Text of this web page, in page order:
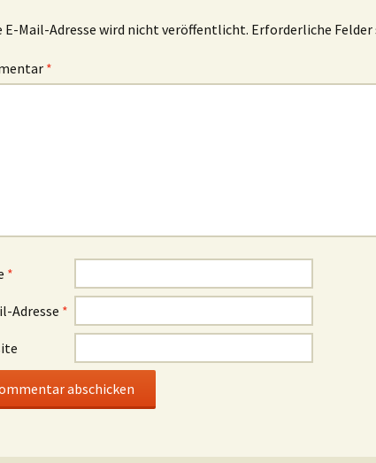
E-Mail-Adresse wird nicht veröffentlicht. Erforderliche
*
*
Adresse *